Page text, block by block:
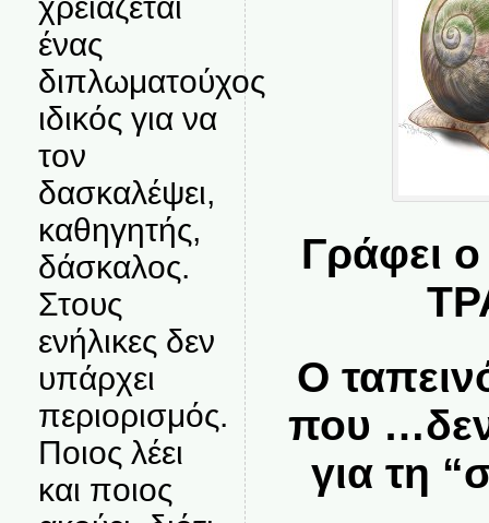
ένας
διπλωματούχος
ιδικός για να
τον
δασκαλέψει,
καθηγητής,
δάσκαλος.
Στους
ενήλικες δεν
υπάρχει
περιορισμός.
Ποιος λέει
και ποιος
Γράφει
Ο
που …δεν
για τη